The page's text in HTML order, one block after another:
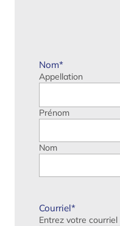
Nom*
Appellation
Prénom
Nom
Courriel*
Entrez votre courriel